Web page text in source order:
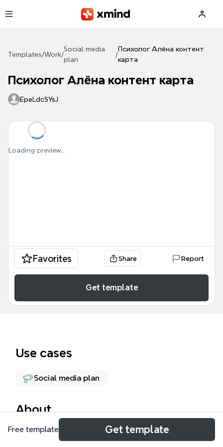
Templates/Work/
Social media
plan
/
Психолог Алёна контент
карта
Психолог Алёна контент карта
EpeLdcSYsJ
Loading preview...
Favorites Share Report
Get template
Use cases
Social media plan
About
Психолог Алёна контент карта — это детальный
Free template Get template